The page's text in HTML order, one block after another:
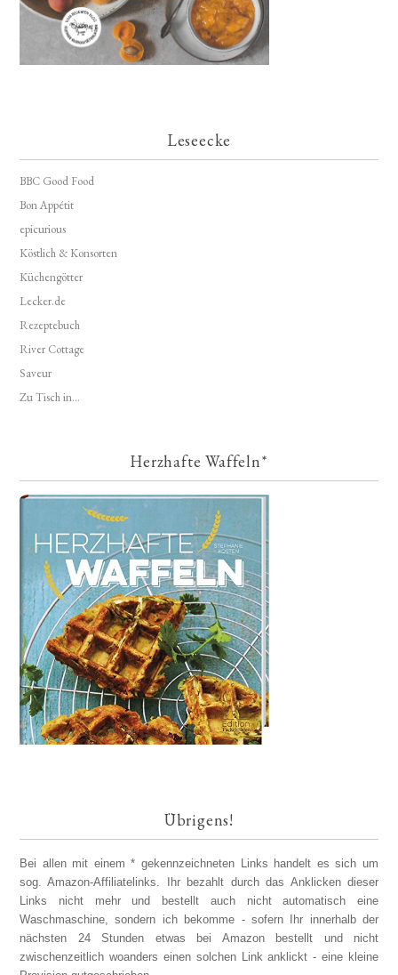
Leseecke
BBC Good Food
Bon Appétit
epicurious
Köstlich & Konsorten
Küchengötter
Lecker.de
Rezeptebuch
River Cottage
Saveur
Zu Tisch in...
Herzhafte Waffeln*
Übrigens!
Bei allen mit einem * gekennzeichneten Links handelt es sich um
sog. Amazon-Affiliatelinks. Ihr bezahlt durch das Anklicken dieser
Links nicht mehr und bestellt auch nicht automatisch eine
Waschmaschine, sondern ich bekomme - sofern Ihr innerhalb der
nächsten 24 Stunden etwas bei Amazon bestellt und nicht
zwischenzeitlich woanders einen solchen Link anklickt - eine kleine